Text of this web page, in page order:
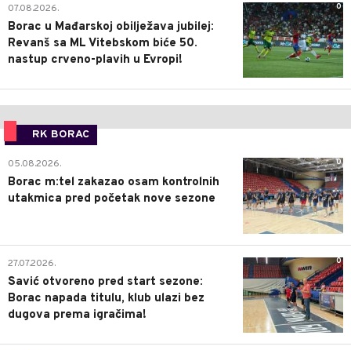
0
07.08.2026.
Borac u Mađarskoj obilježava jubilej:
Revanš sa ML Vitebskom biće 50.
nastup crveno-plavih u Evropi!
RK BORAC
0
05.08.2026.
Borac m:tel zakazao osam kontrolnih
utakmica pred početak nove sezone
0
27.07.2026.
Savić otvoreno pred start sezone:
Borac napada titulu, klub ulazi bez
dugova prema igračima!